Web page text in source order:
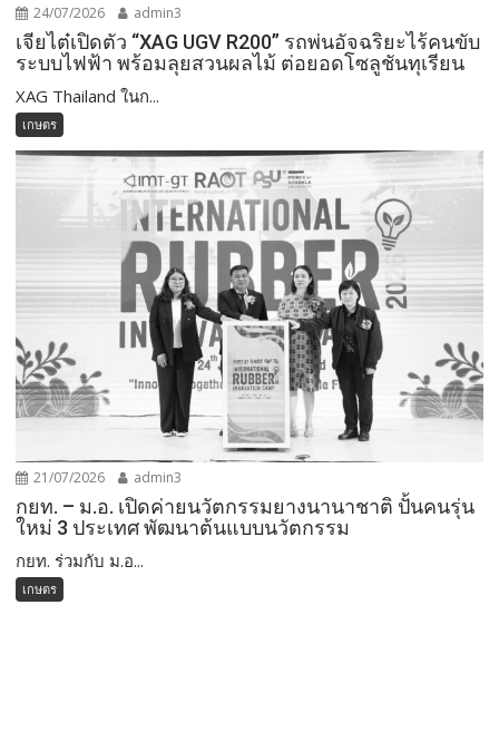
24/07/2026 admin3
เจียไต๋เปิดตัว “XAG UGV R200” รถพ่นอัจฉริยะไร้คนขับ
ระบบไฟฟ้า พร้อมลุยสวนผลไม้ ต่อยอดโซลูชันทุเรียน
XAG Thailand ในก...
เกษตร
21/07/2026 admin3
กยท. – ม.อ. เปิดค่ายนวัตกรรมยางนานาชาติ ปั้นคนรุ่น
ใหม่ 3 ประเทศ พัฒนาต้นแบบนวัตกรรม
กยท. ร่วมกับ ม.อ...
เกษตร